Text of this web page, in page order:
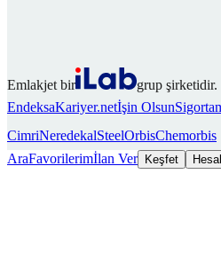
Emlakjet bir
grup şirketidir.
EndeksaKariyer.netİşin Olsun
CimriNeredekalSteelOrbisChemorbis
AraFavorilerimİlan Ver Keşfet